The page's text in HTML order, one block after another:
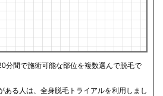
分間で施術可能な部位を複数選んで脱毛で
ある人は、全身脱毛トライアルを利用しまし